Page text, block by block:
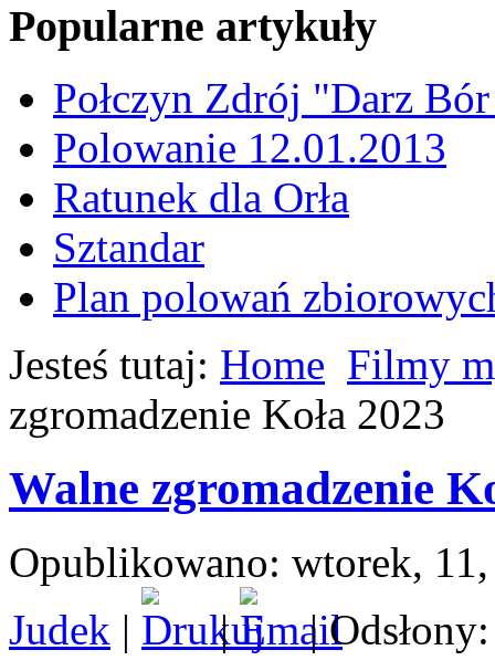
Popularne artykuły
Połczyn Zdrój "Darz
Polowanie 12.01.2013
Ratunek dla Orła
Sztandar
Plan polowań
Jesteś tutaj: Home Filmy
zgromadzenie Koła 2023
Walne zgromadzenie
Opublikowano: wtorek,
Judek | |
|